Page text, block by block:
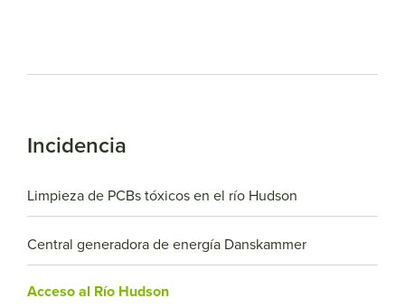
Incidencia
Limpieza de PCBs tóxicos en el río Hudson
Central generadora de energía Danskammer
Acceso al Río Hudson